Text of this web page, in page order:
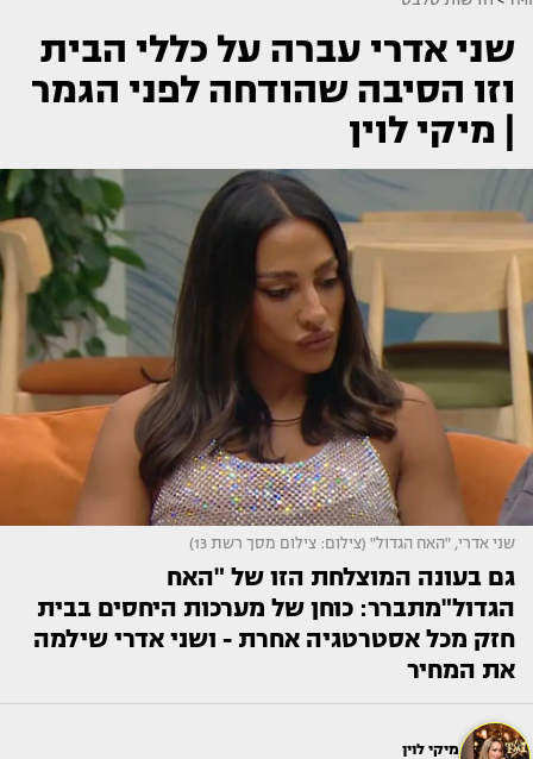
שני אדרי עברה על כללי הבית
וזו הסיבה שהודחה לפני הגמר
| מיקי לוין
שני אדרי, "האח הגדול" (צילום: צילום מסך רשת 13)
גם בעונה המוצלחת הזו של "האח
הגדול"מתברר: כוחן של מערכות היחסים בבית
חזק מכל אסטרטגיה אחרת - ושני אדרי שילמה
את המחיר
מיקי לוין